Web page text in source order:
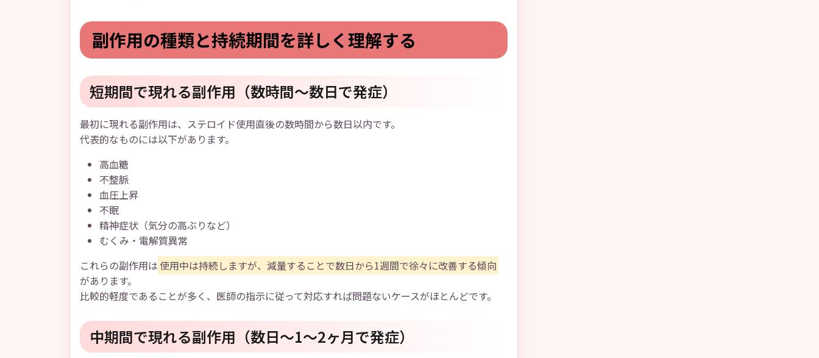
副作用の種類と持続期間を詳しく理解する
短期間で現れる副作用（数時間～数日で発症）
最初に現れる副作用は、ステロイド使用直後の数時間から数日以内です。
代表的なものには以下があります。
高血糖
不整脈
血圧上昇
不眠
精神症状（気分の高ぶりなど）
むくみ・電解質異常
これらの副作用は使用中は持続しますが、減量することで数日から1週間で徐々に改善する傾向
があります。
比較的軽度であることが多く、医師の指示に従って対応すれば問題ないケースがほとんどです。
中期間で現れる副作用（数日～1～2ヶ月で発症）